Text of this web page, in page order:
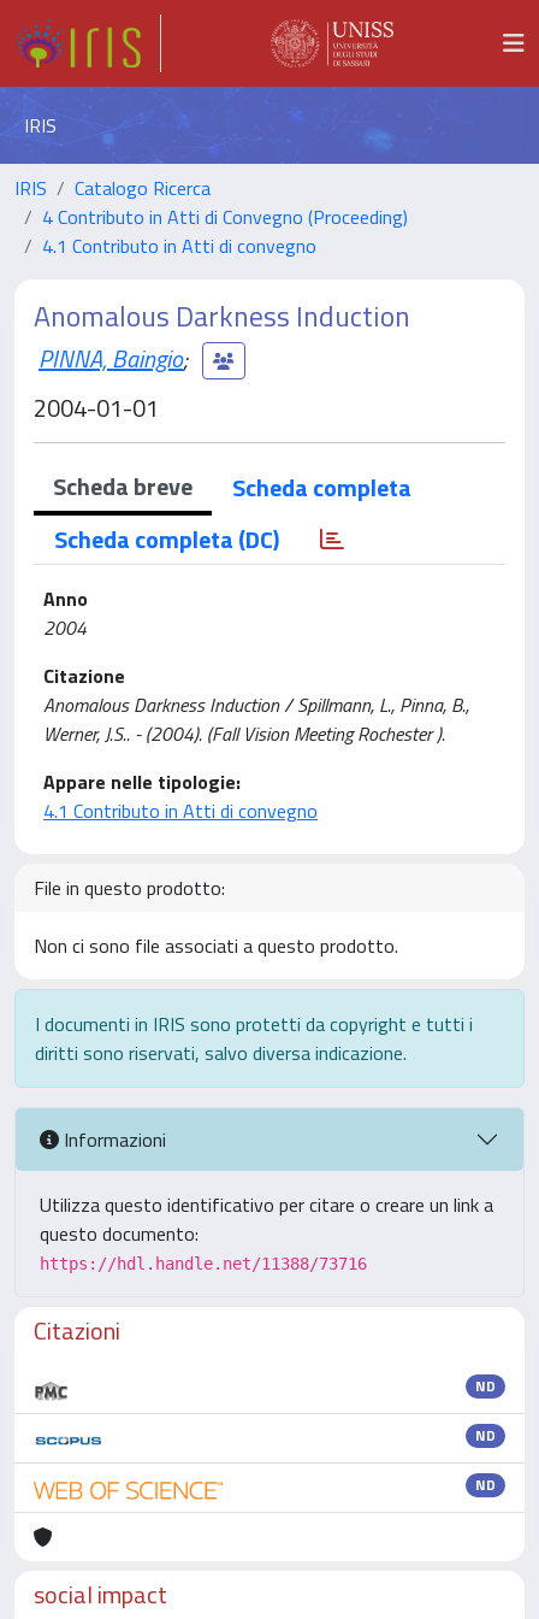
IRIS
IRIS
Catalogo Ricerca
4 Contributo in Atti di Convegno (Proceeding)
4.1 Contributo in Atti di convegno
Anomalous Darkness Induction
PINNA, Baingio;
2004-01-01
Scheda breve
Scheda completa
Scheda completa (DC)
Anno
2004
Citazione
Anomalous Darkness Induction / Spillmann, L., Pinna, B.,
Werner, J.S.. - (2004). (Fall Vision Meeting Rochester ).
Appare nelle tipologie:
4.1 Contributo in Atti di convegno
File in questo prodotto:
Non ci sono file associati a questo prodotto.
I documenti in IRIS sono protetti da copyright e tutti i
diritti sono riservati, salvo diversa indicazione.
Informazioni
Utilizza questo identificativo per citare o creare un link a
questo documento:
https://hdl.handle.net/11388/73716
Citazioni
ND
ND
ND
social impact